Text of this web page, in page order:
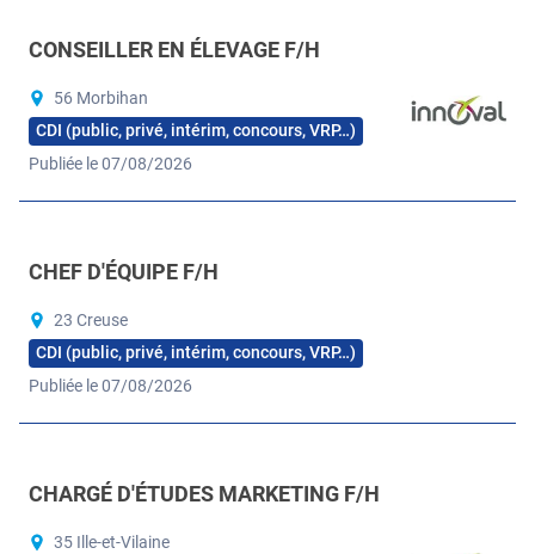
CONSEILLER EN ÉLEVAGE F/H
56 Morbihan
CDI (public, privé, intérim, concours, VRP…)
Publiée le 07/08/2026
CHEF D'ÉQUIPE F/H
23 Creuse
CDI (public, privé, intérim, concours, VRP…)
Publiée le 07/08/2026
CHARGÉ D'ÉTUDES MARKETING F/H
35 Ille-et-Vilaine